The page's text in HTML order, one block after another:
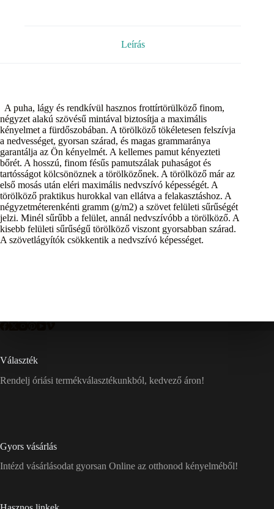
Leírás
A puha, lágy és rendkívül hasznos frottírtörülköző finom,
négyzet alakú szövésű mintával biztosítja a maximális
kényelmet a fürdőszobában. A törölköző tökéletesen felszívja
a nedvességet, gyorsan szárad, és magas grammaránya
garantálja az Ön kényelmét. A kellemes pamut kényezteti
bőrét. A hosszú, finom fésűs pamutszálak puhaságot és
tartósságot kölcsönöznek a törölközőnek. A törölköző már az
első mosás után eléri maximális nedvszívó képességét. A
törölköző praktikus hurokkal van ellátva a felakasztáshoz. A
négyzetméterenkénti gramm (g/m2) a szövet felületi sűrűségét
jelzi. Minél sűrűbb a felület, annál nedvszívóbb a törölköző. A
kisebb felületi sűrűségű törölköző viszont gyorsabban szárad.
A szövetlágyítók csökkentik a nedvszívó képességet.
Választék
Rendelj óriási termékválasztékunkból, kedvező áron!
Gyors vásárlás
Intézd vásárlásodat gyorsan Online az otthonod kényelméből!